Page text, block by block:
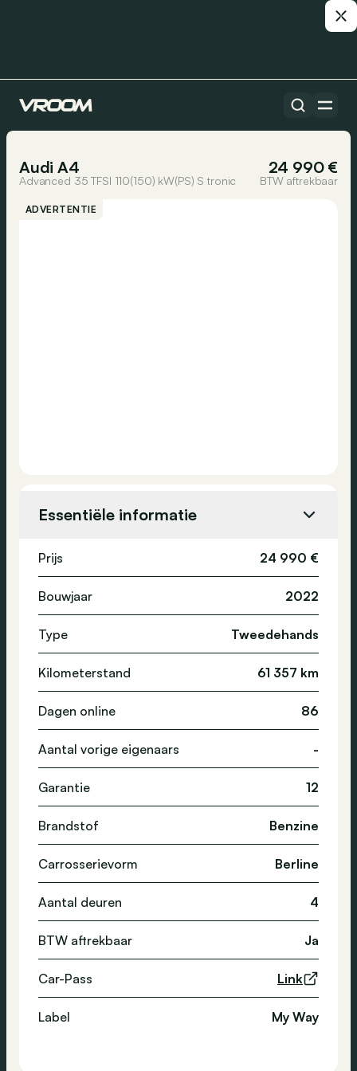
Alle auto’s
Audi A4 24 990 €
Advanced 35 TFSI 110(150) kW(PS) S tronic BTW aftrekbaar
ADVERTENTIE
Essentiële informatie
Prijs 24 990 €
Bouwjaar 2022
Type Tweedehands
Kilometerstand 61 357 km
Dagen online 86
Aantal vorige eigenaars -
Garantie 12
Brandstof Benzine
Carrosserievorm Berline
Aantal deuren 4
BTW aftrekbaar Ja
Car-Pass Link
Label My Way